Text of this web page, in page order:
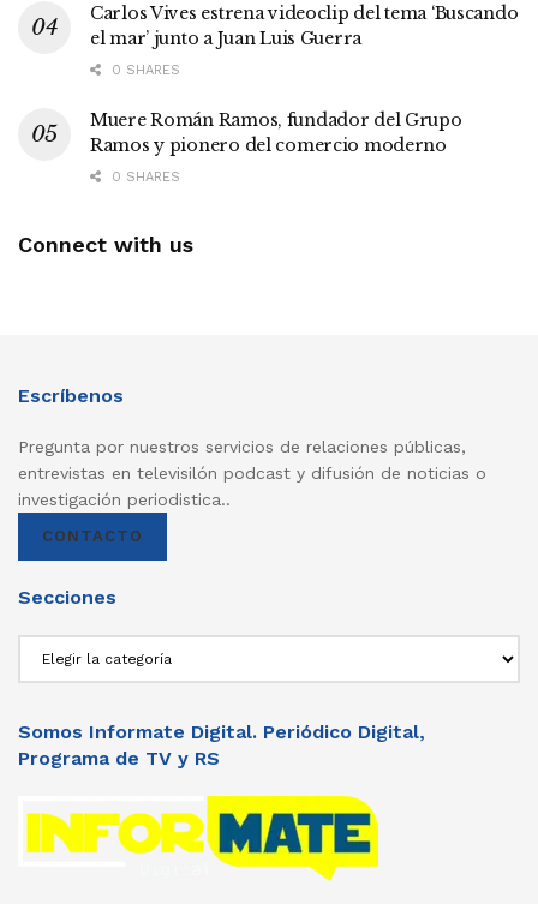
Carlos Vives estrena videoclip del tema ‘Buscando
el mar’ junto a Juan Luis Guerra
0 SHARES
Muere Román Ramos, fundador del Grupo
Ramos y pionero del comercio moderno
0 SHARES
Connect with us
Escríbenos
Pregunta por nuestros servicios de relaciones públicas,
entrevistas en televisilón podcast y difusión de noticias o
investigación periodistica..
CONTACTO
Secciones
Somos Informate Digital. Periódico Digital,
Programa de TV y RS